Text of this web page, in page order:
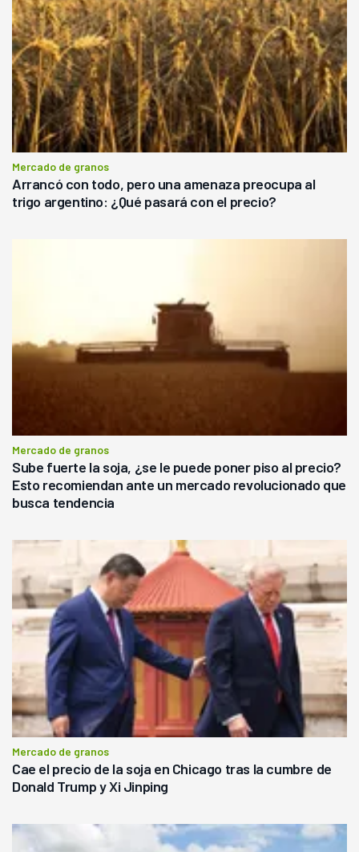
Mercado de granos
Arrancó con todo, pero una amenaza preocupa al
trigo argentino: ¿Qué pasará con el precio?
Mercado de granos
Sube fuerte la soja, ¿se le puede poner piso al precio?
Esto recomiendan ante un mercado revolucionado que
busca tendencia
Mercado de granos
Cae el precio de la soja en Chicago tras la cumbre de
Donald Trump y Xi Jinping